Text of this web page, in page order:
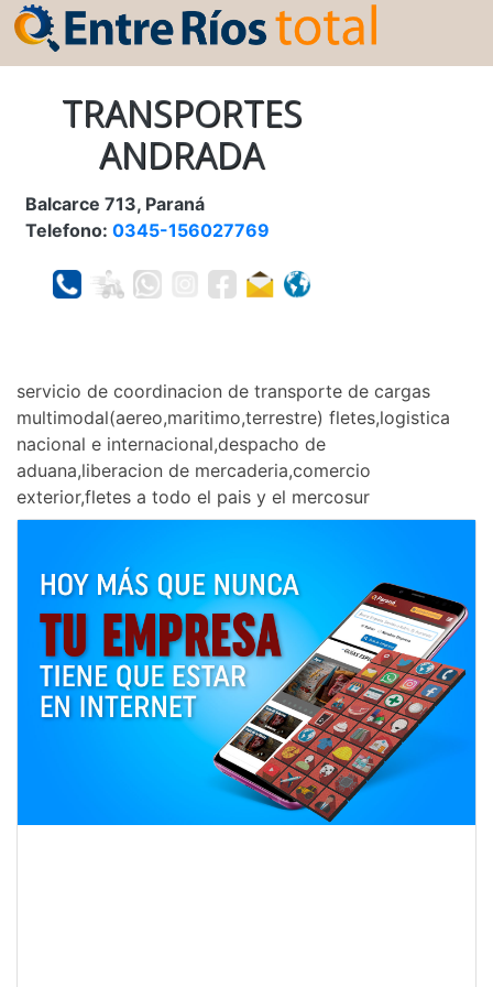
TRANSPORTES
ANDRADA
Balcarce 713, Paraná
Telefono: 0345-156027769
servicio de coordinacion de transporte de cargas
multimodal(aereo,maritimo,terrestre) fletes,logistica
nacional e internacional,despacho de
aduana,liberacion de mercaderia,comercio
exterior,fletes a todo el pais y el mercosur